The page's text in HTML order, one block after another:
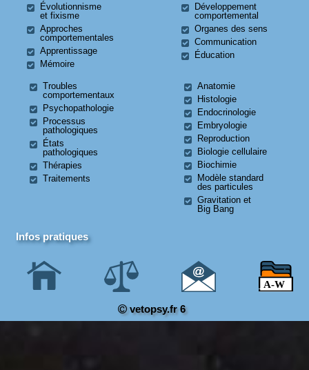
Évolutionnisme
et fixisme
Approches
comportementales
Apprentissage
Mémoire
Développement
comportemental
Organes des sens
Communication
Éducation
Troubles
comportementaux
Psychopathologie
Processus
pathologiques
États
pathologiques
Thérapies
Traitements
Anatomie
Histologie
Endocrinologie
Embryologie
Reproduction
Biologie cellulaire
Biochimie
Modèle standard
des particules
Gravitation et
Big Bang
Infos pratiques
vetopsy.fr 6